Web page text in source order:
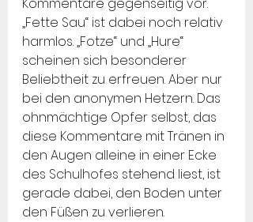
„Fette Sau“ ist dabei noch relativ
harmlos. „Fotze“ und „Hure“
scheinen sich besonderer
Beliebtheit zu erfreuen. Aber nur
bei den anonymen Hetzern. Das
ohnmächtige Opfer selbst, das
diese Kommentare mit Tränen in
den Augen alleine in einer Ecke
des Schulhofes stehend liest, ist
gerade dabei, den Boden unter
den Füßen zu verlieren.